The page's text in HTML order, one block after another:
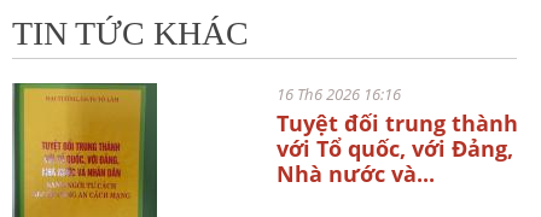
TIN TỨC KHÁC
16 Th6 2026 16:16
Tuyệt đối trung thành
với Tổ quốc, với Đảng,
Nhà nước và...